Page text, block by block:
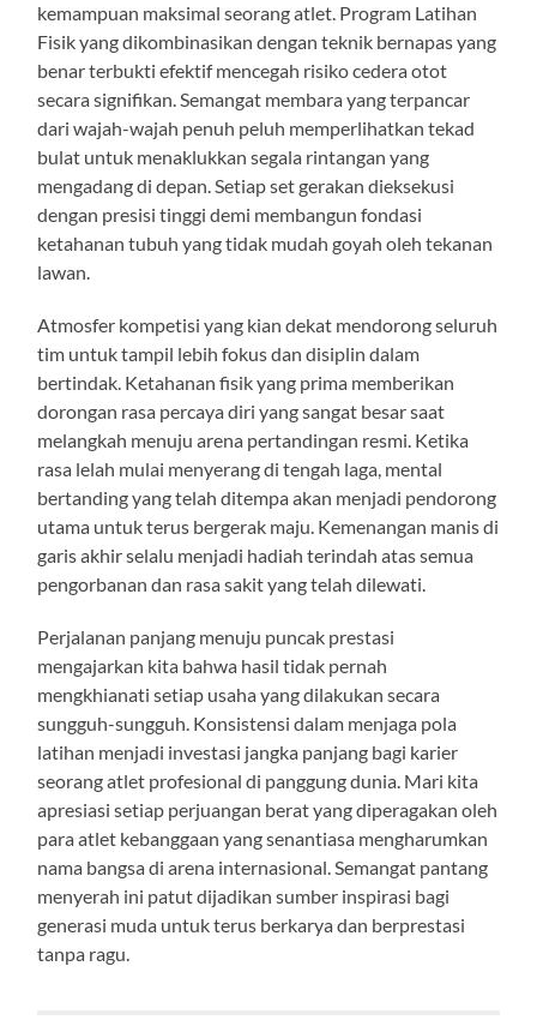
kemampuan maksimal seorang atlet. Program Latihan
Fisik yang dikombinasikan dengan teknik bernapas yang
benar terbukti efektif mencegah risiko cedera otot
secara signifikan. Semangat membara yang terpancar
dari wajah-wajah penuh peluh memperlihatkan tekad
bulat untuk menaklukkan segala rintangan yang
mengadang di depan. Setiap set gerakan dieksekusi
dengan presisi tinggi demi membangun fondasi
ketahanan tubuh yang tidak mudah goyah oleh tekanan
lawan.
Atmosfer kompetisi yang kian dekat mendorong seluruh
tim untuk tampil lebih fokus dan disiplin dalam
bertindak. Ketahanan fisik yang prima memberikan
dorongan rasa percaya diri yang sangat besar saat
melangkah menuju arena pertandingan resmi. Ketika
rasa lelah mulai menyerang di tengah laga, mental
bertanding yang telah ditempa akan menjadi pendorong
utama untuk terus bergerak maju. Kemenangan manis di
garis akhir selalu menjadi hadiah terindah atas semua
pengorbanan dan rasa sakit yang telah dilewati.
Perjalanan panjang menuju puncak prestasi
mengajarkan kita bahwa hasil tidak pernah
mengkhianati setiap usaha yang dilakukan secara
sungguh-sungguh. Konsistensi dalam menjaga pola
latihan menjadi investasi jangka panjang bagi karier
seorang atlet profesional di panggung dunia. Mari kita
apresiasi setiap perjuangan berat yang diperagakan oleh
para atlet kebanggaan yang senantiasa mengharumkan
nama bangsa di arena internasional. Semangat pantang
menyerah ini patut dijadikan sumber inspirasi bagi
generasi muda untuk terus berkarya dan berprestasi
tanpa ragu.